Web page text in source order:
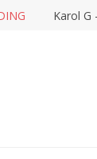
TRENDING